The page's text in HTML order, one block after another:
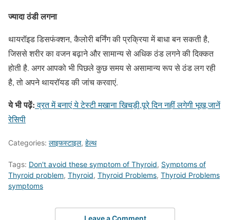
ज्यादा ठंडी लगना
थायरॉइड डिसफंक्शन, कैलोरी बर्निंग की प्रक्रिया में बाधा बन सकती है,
जिससे शरीर का वजन बढ़ाने और सामान्य से अधिक ठंड लगने की दिक्कत
होती है. अगर आपको भी पिछले कुछ समय से असामान्य रूप से ठंड लग रही
है, तो अपने थायरॉयड की जांच करवाएं.
ये भी पढ़ें:व्रत में बनाएं ये टेस्टी मखाना खिचड़ी,पूरे दिन नहीं लगेगी भूख,जानें
रेसिपी
Categories: लाइफस्टाइल, हेल्थ
Tags: Don't avoid these symptom of Thyroid, Symptoms of
Thyroid problem, Thyroid, Thyroid Problems, Thyroid Problems
symptoms
Leave a Comment